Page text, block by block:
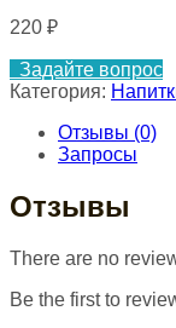
220 ₽
Задайте вопрос
Категория:
Отзывы (0)
Запросы
Отзывы
There are no
Be the first to